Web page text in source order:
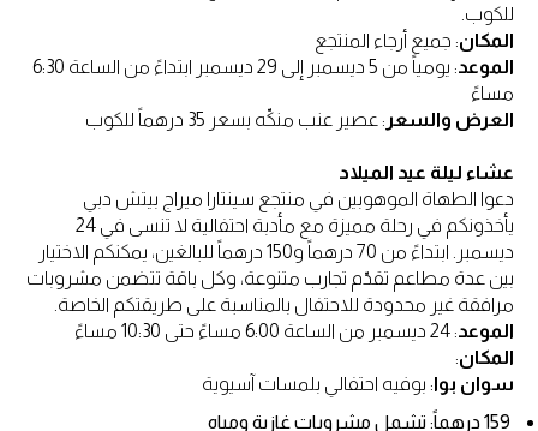
للكوب.
المكان: جميع أرجاء المنتجع
الموعد
: يومياً من 5 ديسمبر إلى 29 ديسمبر ابتداءً من الساعة 6:30
مساءً
العرض والسعر : عصير عنب منكّه بسعر 35 درهماً للكوب
عشاء ليلة عيد الميلاد
دعوا الطهاة الموهوبين في منتجع سينتارا ميراج بيتش دبي
يأخذونكم في رحلة مميزة مع مأدبة احتفالية لا تنسى في 24
ديسمبر. ابتداءً من 70 درهماً و150 درهماً للبالغين، يمكنكم الاختيار
بين عدة مطاعم تقدّم تجارب متنوعة، وكل باقة تتضمن مشروبات
مرافقة غير محدودة للاحتفال بالمناسبة على طريقتكم الخاصة.
الموعد: 24 ديسمبر من الساعة 6:00 مساءً حتى 10:30 مساءً
المكان:
سوان بوا: بوفيه احتفالي بلمسات آسيوية